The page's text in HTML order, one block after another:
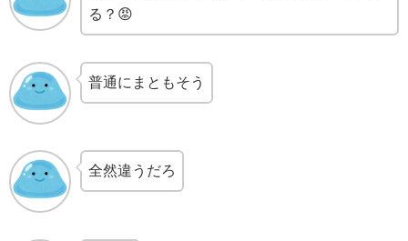
る？😡
普通にまともそう
全然違うだろ